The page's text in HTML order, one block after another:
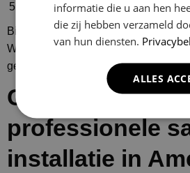
Scherpe prijzen en transparante
Bij ons staan klanttevredenheid en
We streven naar een soepele
gedoe, zodat jij snel kunt genieten
Contacteer ons
professionele
installatie in
informatie die u aan hen
die zij hebben verzameld
van hun diensten.
ALLES